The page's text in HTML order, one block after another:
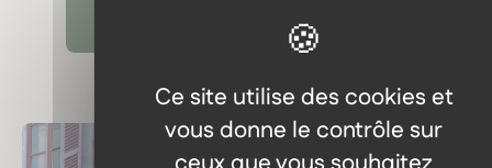
Ce site utilise des cookies et
vous donne le contrôle sur